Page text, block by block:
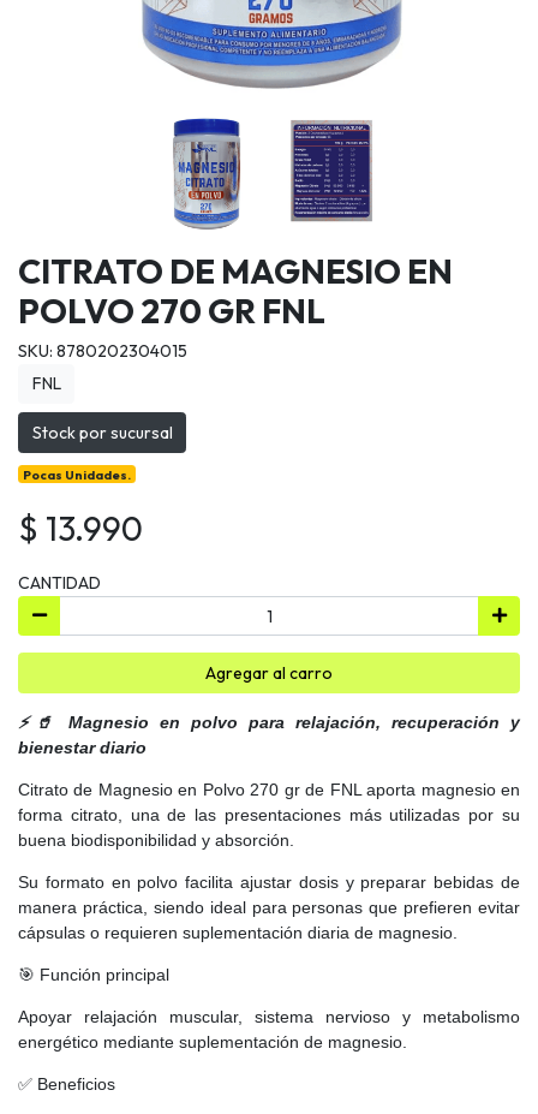
CITRATO DE MAGNESIO EN
POLVO 270 GR FNL
SKU: 8780202304015
FNL
Stock por sucursal
Pocas Unidades.
$ 13.990
CANTIDAD
Agregar al carro
⚡🥤 Magnesio en polvo para relajación, recuperación y
bienestar diario
Citrato de Magnesio en Polvo 270 gr de FNL aporta magnesio en
forma citrato, una de las presentaciones más utilizadas por su
buena biodisponibilidad y absorción.
Su formato en polvo facilita ajustar dosis y preparar bebidas de
manera práctica, siendo ideal para personas que prefieren evitar
cápsulas o requieren suplementación diaria de magnesio.
🎯 Función principal
Apoyar relajación muscular, sistema nervioso y metabolismo
energético mediante suplementación de magnesio.
✅ Beneficios